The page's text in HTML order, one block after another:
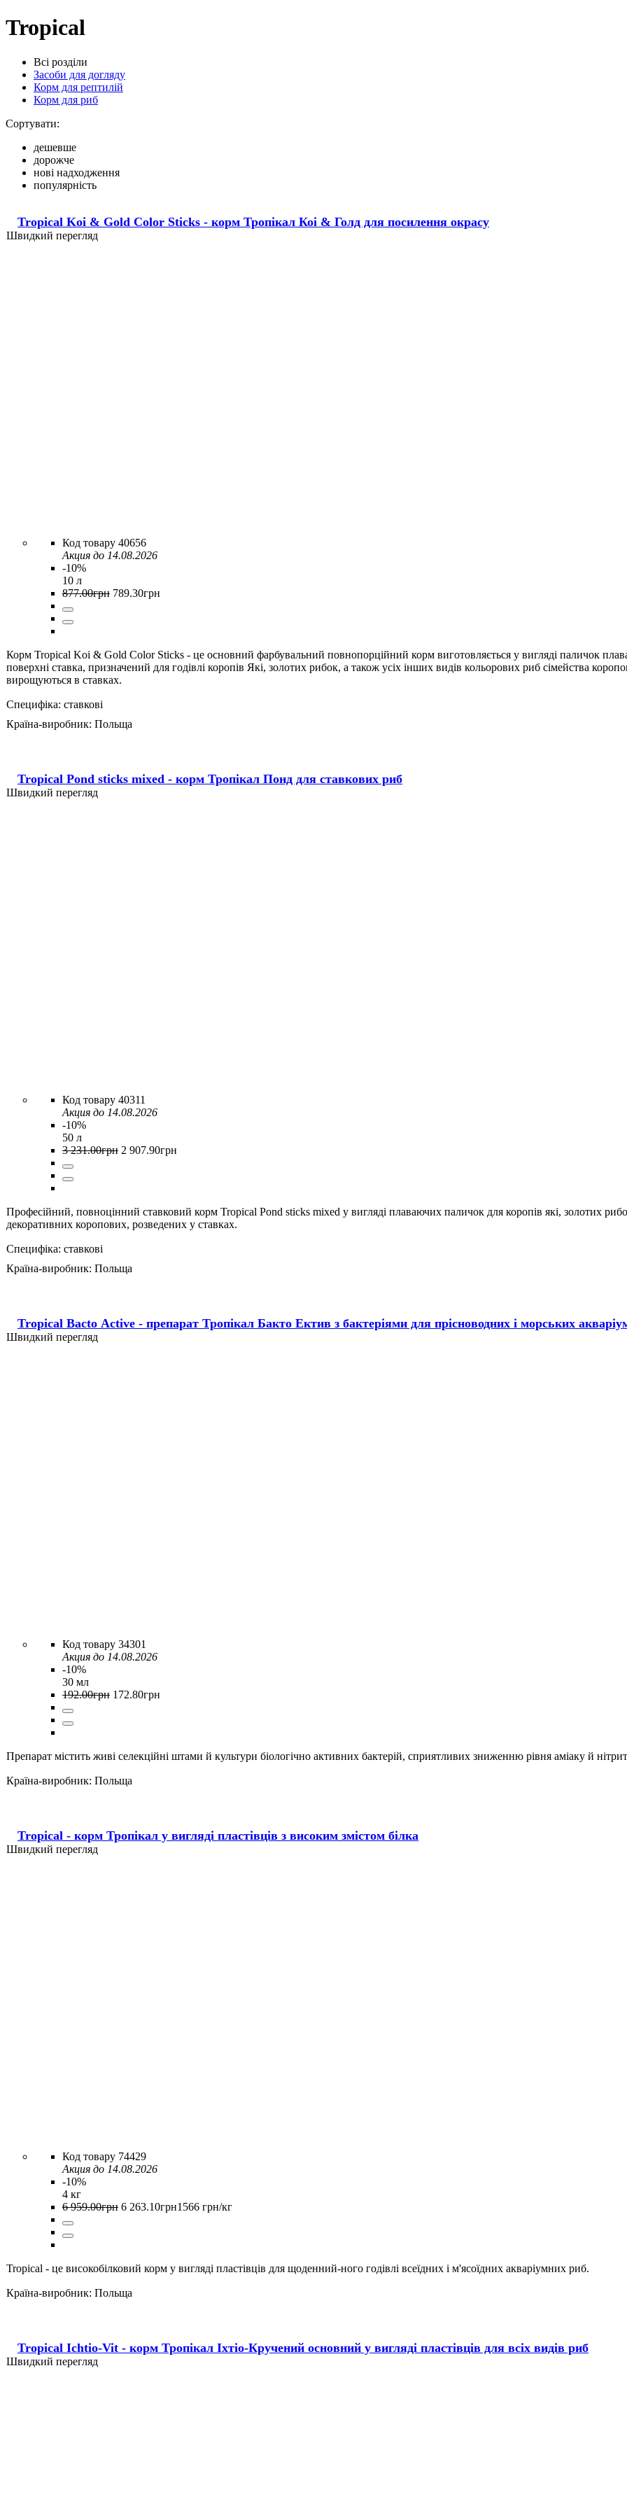
Tropical
Всі розділи
Засоби для догляду
Корм для рептилій
Корм для риб
Сортувати:
дешевше
дорожче
нові надходження
популярність
Tropical Koi & Gold Color Sticks - корм Тропікал Коі & Голд для посилення окрасу
Швидкий перегляд
40656
Акция до 14.08.2026
-10%
10 л
877.00грн 789.30грн
Корм Tropical Koi & Gold Color Sticks - це основний фарбувальний повнопорційний корм виготовляється у вигляді паличок
поверхні ставка, призначений для годівлі коропів Які, золотих рибок, а також усіх інших видів кольорових риб сімейства
вирощуються в ставках.
Специфіка: ставкові
Країна-виробник: Польща
Tropical Pond sticks mixed - корм Тропікал Понд для ставкових риб
Швидкий перегляд
40311
Акция до 14.08.2026
-10%
50 л
3 231.00грн 2 907.90грн
Професійний, повноцінний ставковий корм Tropical Pond sticks mixed у вигляді плаваючих паличок для коропів які, золотих
декоративних коропових, розведених у ставках.
Специфіка: ставкові
Країна-виробник: Польща
Tropical Bacto Аctive - препарат Тропікал Бакто Ектив з бактеріями для прісноводних і морських
Швидкий перегляд
34301
Акция до 14.08.2026
-10%
30 мл
192.00грн 172.80грн
Препарат містить живі селекційні штами й культури біологічно активних бактерій, сприятливих зниженню рівня аміаку й
Країна-виробник: Польща
Tropical - корм Тропікал у вигляді пластівців з високим змістом білка
Швидкий перегляд
74429
Акция до 14.08.2026
-10%
4 кг
6 959.00грн 6 263.10грн1566 грн/кг
Tropical - це високобілковий корм у вигляді пластівців для щоденний-ного годівлі всеїдних і м'ясоїдних акваріумних риб.
Країна-виробник: Польща
Tropical Ichtio-Vit - корм Тропікал Іхтіо-Кручений основний у вигляді пластівців для всіх видів риб
Швидкий перегляд